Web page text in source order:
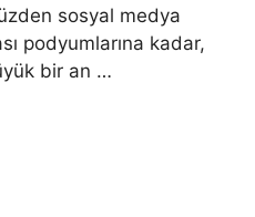
sosyal medya
podyumlarına kadar,
bir an …